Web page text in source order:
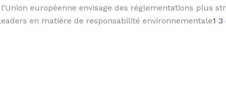
européenne envisage des réglementations plus
en matière de responsabilité environnementale1 3